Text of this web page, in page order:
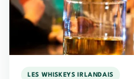
LES WHISKEYS IRLANDAIS